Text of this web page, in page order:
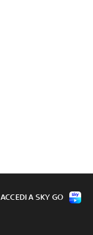
ACCEDI A SKY GO